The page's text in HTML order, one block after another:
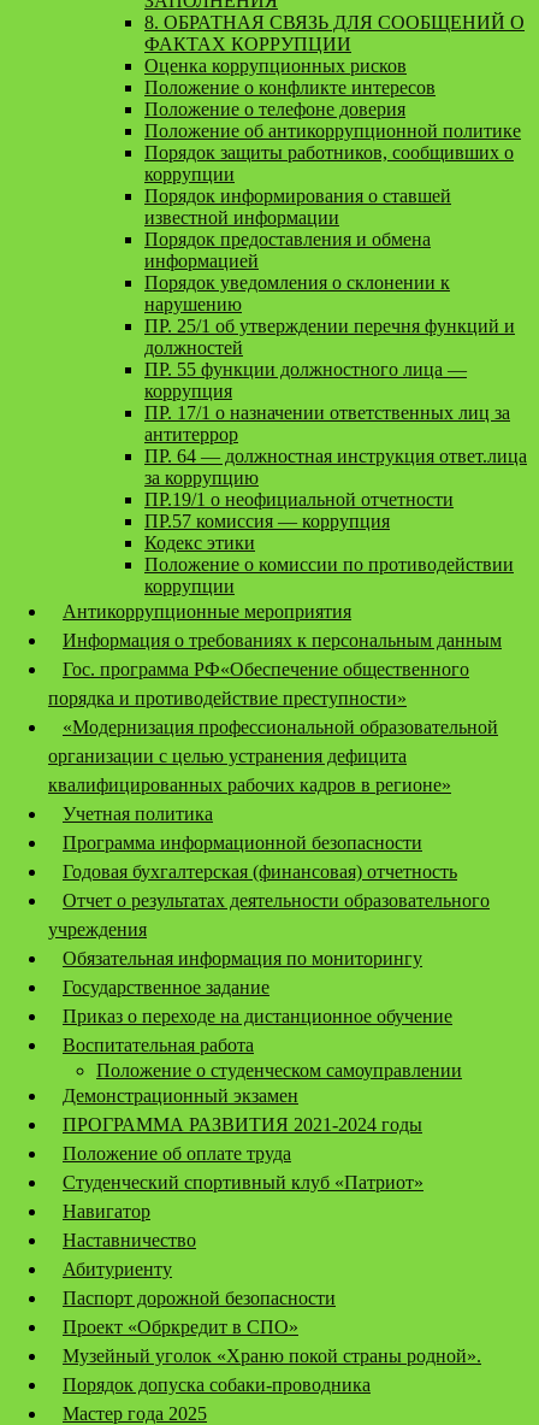
8. ОБРАТНАЯ СВЯЗЬ ДЛЯ СООБЩЕНИЙ О
ФАКТАХ КОРРУПЦИИ
Оценка коррупционных рисков
Положение о конфликте интересов
Положение о телефоне доверия
Положение об антикоррупционной политике
Порядок защиты работников, сообщивших о
коррупции
Порядок информирования о ставшей
известной информации
Порядок предоставления и обмена
информацией
Порядок уведомления о склонении к
нарушению
ПР. 25/1 об утверждении перечня функций и
должностей
ПР. 55 функции должностного лица —
коррупция
ПР. 17/1 о назначении ответственных лиц за
антитеррор
ПР. 64 — должностная инструкция ответ.лица
за коррупцию
ПР.19/1 о неофициальной отчетности
ПР.57 комиссия — коррупция
Кодекс этики
Положение о комиссии по противодействии
коррупции
Антикоррупционные мероприятия
Информация о требованиях к персональным данным
Гос. программа РФ«Обеспечение общественного
порядка и противодействие преступности»
«Модернизация профессиональной образовательной
организации с целью устранения дефицита
квалифицированных рабочих кадров в регионе»
Учетная политика
Программа информационной безопасности
Годовая бухгалтерская (финансовая) отчетность
Отчет о результатах деятельности образовательного
учреждения
Обязательная информация по мониторингу
Государственное задание
Приказ о переходе на дистанционное обучение
Воспитательная работа
Положение о студенческом самоуправлении
Демонстрационный экзамен
ПРОГРАММА РАЗВИТИЯ 2021-2024 годы
Положение об оплате труда
Студенческий спортивный клуб «Патриот»
Навигатор
Наставничество
Абитуриенту
Паспорт дорожной безопасности
Проект «Обркредит в СПО»
Музейный уголок «Храню покой страны родной».
Порядок допуска собаки-проводника
Мастер года 2025